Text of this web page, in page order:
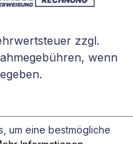
zzgl.
wenn
um eine bestmögliche